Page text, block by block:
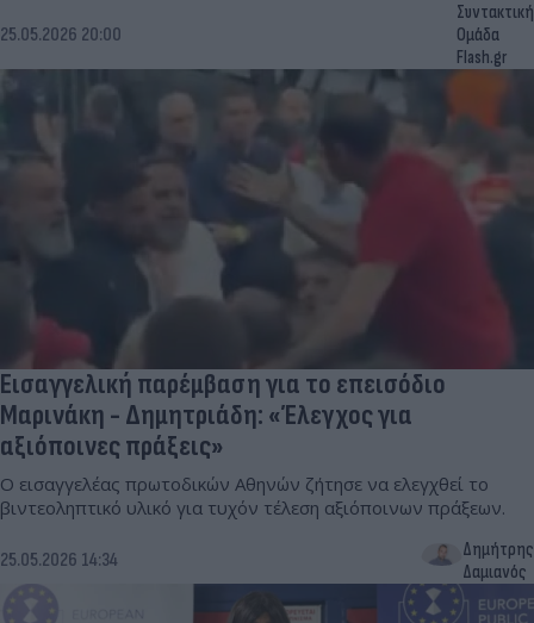
25.05.2026 20:00
Συντακτική
Ομάδα
Flash.gr
Εισαγγελική παρέμβαση για το επεισόδιο
Μαρινάκη - Δημητριάδη: «Έλεγχος για
αξιόποινες πράξεις»
Ο εισαγγελέας πρωτοδικών Αθηνών ζήτησε να ελεγχθεί το
βιντεοληπτικό υλικό για τυχόν τέλεση αξιόποινων πράξεων.
25.05.2026 14:34
Δημήτρης
Δαμιανός